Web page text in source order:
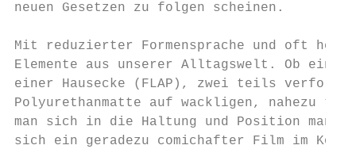
neuen Gesetzen zu folgen scheinen.
Mit reduzierter Formensprache und oft
Elemente aus unserer Alltagswelt. Ob ein
einer Hausecke (FLAP), zwei teils
Polyurethanmatte auf wackligen, nahezu
man sich in die Haltung und Position
sich ein geradezu comichafter Film im